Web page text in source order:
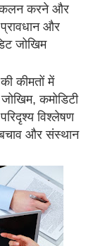
आकलन करने और
और
जोखिम
कीमतों में
कमोडिटी
विश्लेषण
और संस्थान